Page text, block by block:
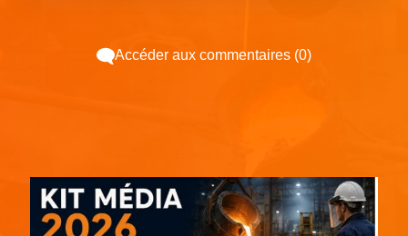
Accéder aux commentaires (0)